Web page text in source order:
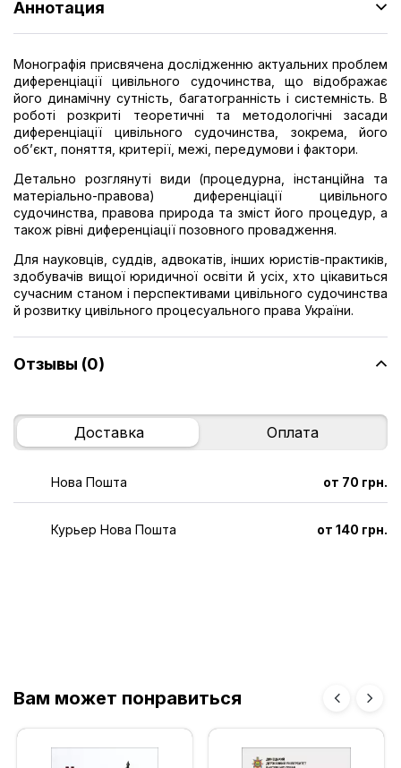
Аннотация
Монографія присвячена дослідженню актуальних проблем
диференціації цивільного судочинства, що відображає
його динамічну сутність, багатогранність і системність. В
роботі розкриті теоретичні та методологічні засади
диференціації цивільного судочинства, зокрема, його
об’єкт, поняття, критерії, межі, передумови і фактори.
Детально розглянуті види (процедурна, інстанційна та
матеріально-правова) диференціації цивільного
судочинства, правова природа та зміст його процедур, а
також рівні диференціації позовного провадження.
Для науковців, суддів, адвокатів, інших юристів-практиків,
здобувачів вищої юридичної освіти й усіх, хто цікавиться
сучасним станом і перспективами цивільного судочинства
й розвитку цивільного процесуального права України.
Отзывы (0)
Доставка Оплата
Нова Пошта от 70 грн.
Курьер Нова Пошта от 140 грн.
Вам может понравиться